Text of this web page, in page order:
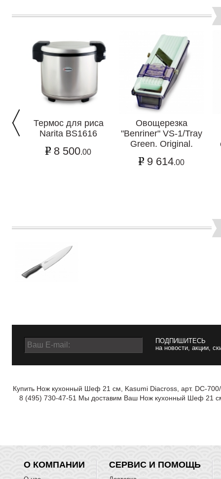
Термос для риса
Narita BS1616
8 500.00
Овощерезка
"Benriner" VS-1/Tray
Green. Original.
9 614.00
ПОДПИШИТЕСЬ
на новости, акции,
Купить Нож кухонный Шеф 21 см, Kasumi Diacross, арт. DC-
8 (495) 730-47-51 Мы доставим Ваш Нож кухонный Шеф 21
О КОМПАНИИ СЕРВИС И ПОМОЩЬ